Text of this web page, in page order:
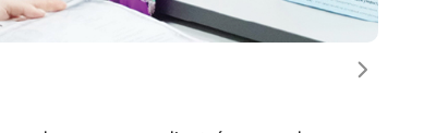
«Admission à l’Université en ligne»
à l’adresse: Comité
rue Sovetskaya, 63, bâtiment 4.